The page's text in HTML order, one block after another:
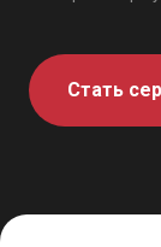
Стать